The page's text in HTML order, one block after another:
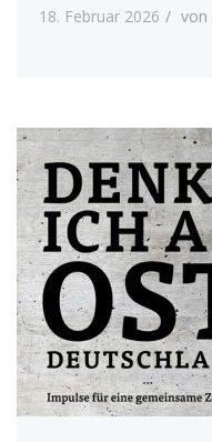
18. Februar 2026 von